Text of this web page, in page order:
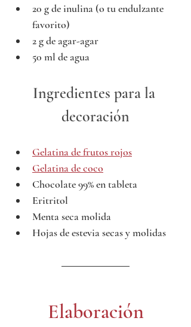
20 g de inulina (o tu endulzante
favorito)
2 g de agar-agar
50 ml de agua
Ingredientes para la
decoración
Gelatina de frutos rojos
Gelatina de coco
Chocolate 99% en tableta
Eritritol
Menta seca molida
Hojas de estevia secas y molidas
Elaboración